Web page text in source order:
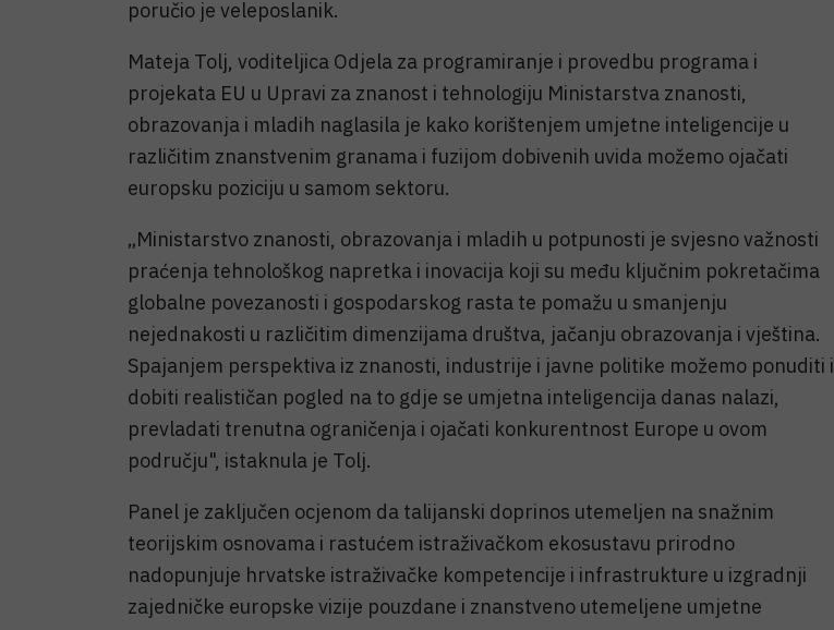
poručio je veleposlanik.
Mateja Tolj, voditeljica Odjela za programiranje i provedbu programa i
projekata EU u Upravi za znanost i tehnologiju Ministarstva znanosti,
obrazovanja i mladih naglasila je kako korištenjem umjetne inteligencije u
različitim znanstvenim granama i fuzijom dobivenih uvida možemo ojačati
europsku poziciju u samom sektoru.
„Ministarstvo znanosti, obrazovanja i mladih u potpunosti je svjesno važnosti
praćenja tehnološkog napretka i inovacija koji su među ključnim pokretačima
globalne povezanosti i gospodarskog rasta te pomažu u smanjenju
nejednakosti u različitim dimenzijama društva, jačanju obrazovanja i vještina.
Spajanjem perspektiva iz znanosti, industrije i javne politike možemo ponuditi i
dobiti realističan pogled na to gdje se umjetna inteligencija danas nalazi,
prevladati trenutna ograničenja i ojačati konkurentnost Europe u ovom
području", istaknula je Tolj.
Panel je zaključen ocjenom da talijanski doprinos utemeljen na snažnim
teorijskim osnovama i rastućem istraživačkom ekosustavu prirodno
nadopunjuje hrvatske istraživačke kompetencije i infrastrukture u izgradnji
zajedničke europske vizije pouzdane i znanstveno utemeljene umjetne